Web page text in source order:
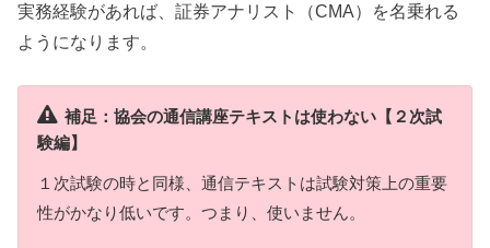
実務経験があれば、証券アナリスト（CMA）を名乗れる
ようになります。
補足：協会の通信講座テキストは使わない【２次試
験編】
１次試験の時と同様、通信テキストは試験対策上の重要
性がかなり低いです。つまり、使いません。